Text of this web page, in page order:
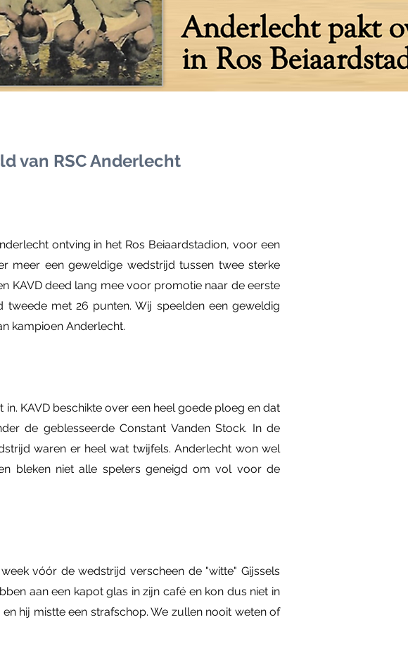
van RSC Anderlecht
ontving in het Ros Beiaardstadion, voor een
meer een geweldige wedstrijd tussen twee sterke
KAVD deed lang mee voor promotie naar de eerste
tweede met 26 punten. Wij speelden een geweldig
kampioen Anderlecht.
KAVD beschikte over een heel goede ploeg en dat
de geblesseerde Constant Vanden Stock. In de
waren er heel wat twijfels. Anderlecht won wel
bleken niet alle spelers geneigd om vol voor de
vóór de wedstrijd verscheen de "witte" Gijssels
aan een kapot glas in zijn café en kon dus niet in
hij mistte een strafschop. We zullen nooit weten of